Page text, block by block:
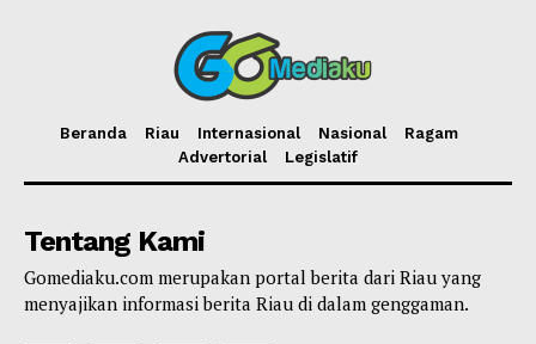
Beranda Riau Internasional Nasional
Ragam
Advertorial
Legislatif
Tentang Kami
Gomediaku.com merupakan portal berita dari Riau yang
menyajikan informasi berita Riau di dalam genggaman.